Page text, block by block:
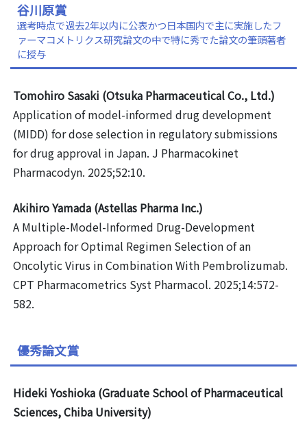
谷川原賞
選考時点で過去2年以内に公表かつ日本国内で主に実施したフ
ァーマコメトリクス研究論文の中で特に秀でた論文の筆頭著者
に授与
Tomohiro Sasaki (Otsuka Pharmaceutical Co., Ltd.)
Application of model-informed drug development
(MIDD) for dose selection in regulatory submissions
for drug approval in Japan. J Pharmacokinet
Pharmacodyn. 2025;52:10.
Akihiro Yamada (Astellas Pharma Inc.)
A Multiple-Model-Informed Drug-Development
Approach for Optimal Regimen Selection of an
Oncolytic Virus in Combination With Pembrolizumab.
CPT Pharmacometrics Syst Pharmacol. 2025;14:572-
582.
優秀論文賞
Hideki Yoshioka (Graduate School of Pharmaceutical
Sciences, Chiba University)